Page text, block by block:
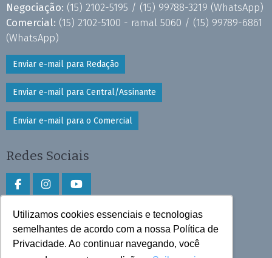
Utilizamos cookies essenciais e tecnologias
semelhantes de acordo com a nossa Política de
Privacidade. Ao continuar navegando, você
Negociação: (15) 2102-5195 / (15) 99788-3219 (WhatsApp)
Comercial: (15) 2102-5100 - ramal 5060 / (15) 99789-6861
(WhatsApp)
Enviar e-mail para Redação
Enviar e-mail para Central/Assinante
Enviar e-mail para o Comercial
Redes Sociais
Faça download do aplicativo
Play Store e App Store